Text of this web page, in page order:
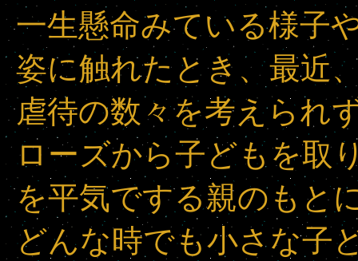
一生懸命みている様子
姿に触れたとき、最近
虐待の数々を考えられ
ローズから子どもを取
を平気でする親のもと
どんな時でも小さな子